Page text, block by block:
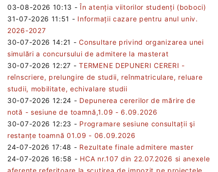
03-08-2026 10:13 -În atenția viitorilor studenți (boboci)
31-07-2026 11:51 - Informații cazare pentru anul univ.
2026-2027
30-07-2026 14:21 -Consultare privind organizarea unei
simulări a concursului de admitere la masterat
30-07-2026 12:27 -TERMENE DEPUNERI CERERI -
reînscriere, prelungire de studii, reînmatriculare, reluare
studii, mobilitate, echivalare studii
30-07-2026 12:24 - Depunerea cererilor de mărire de
notă - sesiune de toamnă,1.09 - 6.09.2026
30-07-2026 12:23 - Programare sesiune consultații şi
restanțe toamnă 01.09 - 06.09.2026
24-07-2026 17:48 - Rezultate finale admitere master
24-07-2026 16:58 - HCA nr.107 din 22.07.2026 si anexele
aferente referitoare la scutirea de impozit pe proiectele